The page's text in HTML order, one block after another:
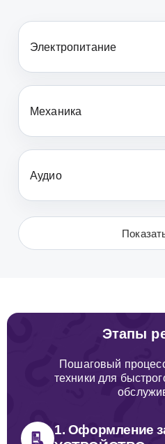
Электропитание
Механика
Аудио
Этапы
Пошаговый
техники для
1. Оформление